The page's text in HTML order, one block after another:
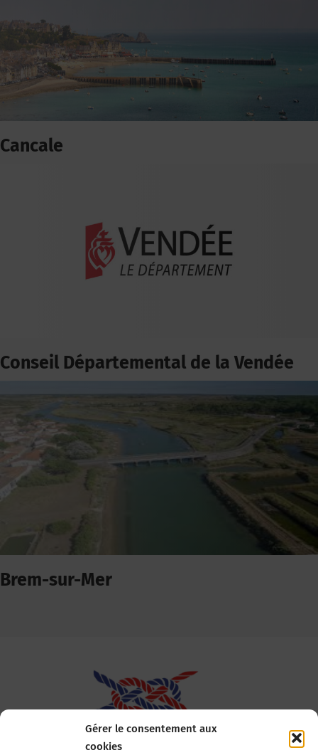
Gérer le consentement aux
cookies
Cancale
Conseil Départemental de la Vendée
Brem-sur-Mer